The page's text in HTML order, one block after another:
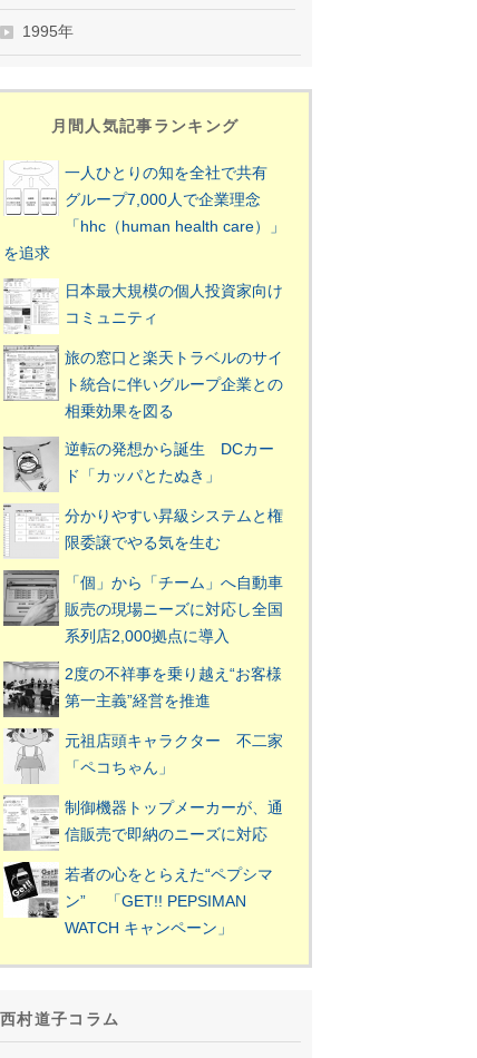
1995年
月間人気記事ランキング
一人ひとりの知を全社で共有
グループ7,000人で企業理念
「hhc（human health care）」
を追求
日本最大規模の個人投資家向け
コミュニティ
旅の窓口と楽天トラベルのサイ
ト統合に伴いグループ企業との
相乗効果を図る
逆転の発想から誕生 DCカー
ド「カッパとたぬき」
分かりやすい昇級システムと権
限委譲でやる気を生む
「個」から「チーム」へ自動車
販売の現場ニーズに対応し全国
系列店2,000拠点に導入
2度の不祥事を乗り越え“お客様
第一主義”経営を推進
元祖店頭キャラクター 不二家
「ペコちゃん」
制御機器トップメーカーが、通
信販売で即納のニーズに対応
若者の心をとらえた“ペプシマ
ン” 「GET!! PEPSIMAN
WATCH キャンペーン」
西村道子コラム